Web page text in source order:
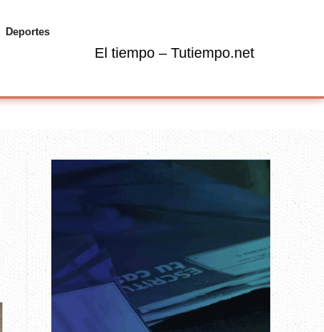
Deportes
El tiempo – Tutiempo.net